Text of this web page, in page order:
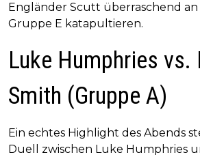
Engländer Scutt überraschend
Gruppe E katapultieren.
Luke Humphries vs.
Smith (Gruppe A)
Ein echtes Highlight des Abends
Duell zwischen Luke Humphries